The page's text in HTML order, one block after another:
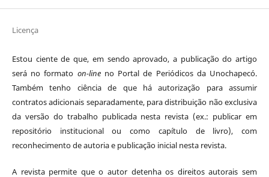
Licença
Estou ciente de que, em sendo aprovado, a publicação do artigo
será no formato on-lineno Portal de Periódicos da Unochapecó.
Também tenho ciência de que há autorização para assumir
contratos adicionais separadamente, para distribuição não exclusiva
da versão do trabalho publicada nesta revista (ex.: publicar em
repositório institucional ou como capítulo de livro), com
reconhecimento de autoria e publicação inicial nesta revista.
A revista permite que o autor detenha os direitos autorais sem